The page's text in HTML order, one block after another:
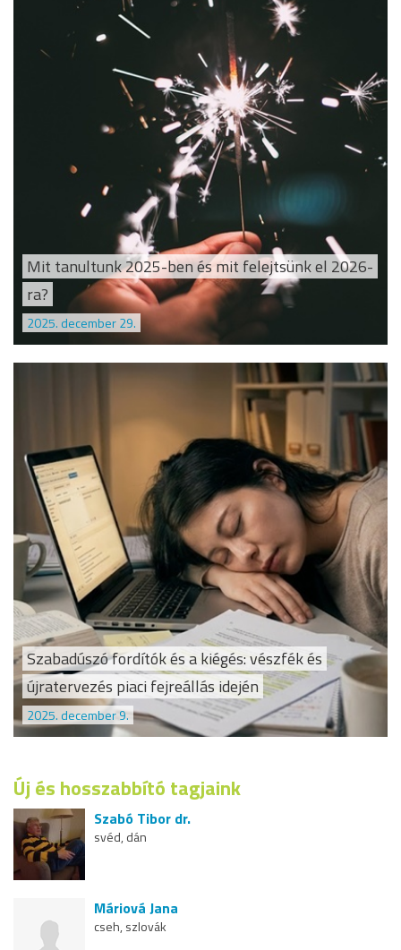
Mit tanultunk 2025-ben és mit felejtsünk el 2026-
ra?
2025. december 29.
Szabadúszó fordítók és a kiégés: vészfék és
újratervezés piaci fejreállás idején
2025. december 9.
Új és hosszabbító tagjaink
Szabó Tibor dr.
svéd, dán
Máriová Jana
cseh, szlovák